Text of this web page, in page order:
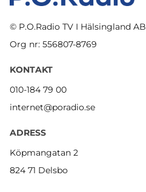
© P.O.Radio TV I Hälsingland AB
Org nr: 556807-8769
KONTAKT
010-184 79 00
internet@poradio.se
ADRESS
Köpmangatan 2
824 71 Delsbo